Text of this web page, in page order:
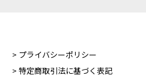
> プライバシーポリシー
> 特定商取引法に基づく表記